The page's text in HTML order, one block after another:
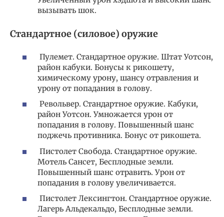
вызывать шок.
Стандартное (силовое) оружие
Пулемет. Стандартное оружие. Штат Уотсон,
район кабуки. Бонусы к рикошету,
химическому урону, шансу отравления и
урону от попадания в голову.
Револьвер. Стандартное оружие. Кабуки,
район Уотсон. Умножается урон от
попадания в голову. Повышенный шанс
поджечь противника. Бонус от рикошета.
Пистолет Свобода. Стандартное оружие.
Мотель Сансет, Бесплодные земли.
Повышенный шанс отравить. Урон от
попадания в голову увеличивается.
Пистолет Лексингтон. Стандартное оружие.
Лагерь Альдекальдо, Бесплодные земли.